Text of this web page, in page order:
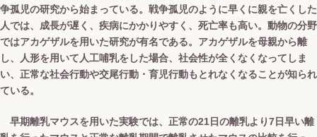
争孤児の研究から始まっている。戦争孤児のように早くに親を亡くした
人では、成長が遅く、疾病にかかりやすく、死亡率も高い。動物の分野
ではアカゲザルを用いた研究が有名である。アカゲザルを母親から離
し、人形を用いて人工哺乳をした場合、社会性が全くなくなってしま
い、正常な社会行動や交尾行動・育児行動もとれなくなることが知られ
ている。
早期離乳マウスを用いた実験では、正常の21日の離乳より7日早い離